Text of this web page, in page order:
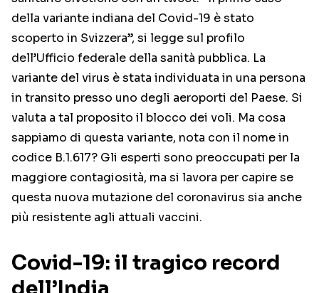
della variante indiana del Covid-19 è stato
scoperto in Svizzera”, si legge sul profilo
dell’Ufficio federale della sanità pubblica. La
variante del virus è stata individuata in una persona
in transito presso uno degli aeroporti del Paese. Si
valuta a tal proposito il blocco dei voli. Ma cosa
sappiamo di questa variante, nota con il nome in
codice B.1.617? Gli esperti sono preoccupati per la
maggiore contagiosità, ma si lavora per capire se
questa nuova mutazione del coronavirus sia anche
più resistente agli attuali vaccini.
Covid-19: il tragico record